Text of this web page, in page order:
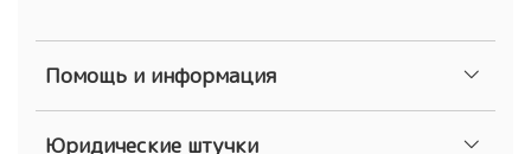
Помощь и информация
Юридические штучки